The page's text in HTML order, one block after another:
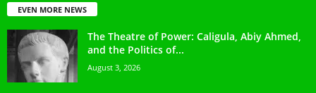
EVEN MORE NEWS
The Theatre of Power: Caligula, Abiy Ahmed,
and the Politics of...
August 3, 2026